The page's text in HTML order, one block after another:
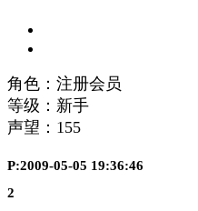
角色：注册会员
等级：新手
声望： 155
P:2009-05-05 19:36:46
2